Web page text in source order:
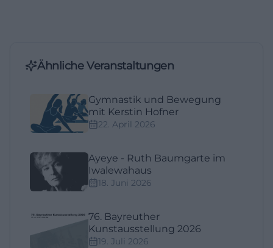
Ähnliche Veranstaltungen
Gymnastik und Bewegung
mit Kerstin Hofner
22. April 2026
Ayeye - Ruth Baumgarte im
Iwalewahaus
18. Juni 2026
76. Bayreuther
Kunstausstellung 2026
19. Juli 2026